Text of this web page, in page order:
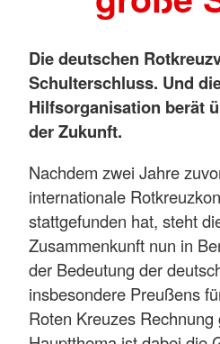
Die deutschen
Schulterschluss. Und
Hilfsorganisation berät
der Zukunft.
Nachdem zwei Jahre
internationale
stattgefunden hat, steht
Zusammenkunft nun in
der Bedeutung der
insbesondere Preußens
Roten Kreuzes Rechnung